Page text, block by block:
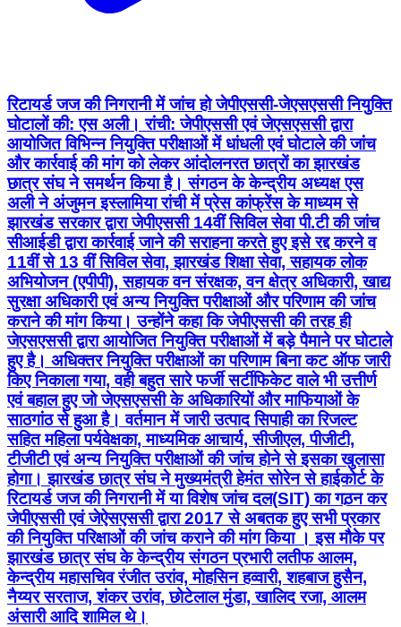
रिटायर्ड जज की निगरानी में जांच हो जेपीएससी-जेएसएससी नियुक्ति
घोटालों की: एस अली। रांची: जेपीएससी एवं जेएसएससी द्वारा
आयोजित विभिन्न नियुक्ति परीक्षाओं में धांधली एवं घोटाले की जांच
और कार्रवाई की मांग को लेकर आंदोलनरत छात्रों का झारखंड
छात्र संघ ने समर्थन किया है। संगठन के केन्द्रीय अध्यक्ष एस
अली ने अंजुमन इस्लामिया रांची में प्रेस कांफ्रेंस के माध्यम से
झारखंड सरकार द्वारा जेपीएससी 14वीं सिविल सेवा पी.टी की जांच
सीआईडी द्वारा कार्रवाई जाने की सराहना करते हुए इसे रद्द करने व
11वीं से 13 वीं सिविल सेवा, झारखंड शिक्षा सेवा, सहायक लोक
अभियोजन (एपीपी), सहायक वन संरक्षक, वन क्षेत्र अधिकारी, खाद्य
सुरक्षा अधिकारी एवं अन्य नियुक्ति परीक्षाओं और परिणाम की जांच
कराने की मांग किया। उन्होंने कहा कि जेपीएससी की तरह ही
जेएसएससी द्वारा आयोजित नियुक्ति परीक्षाओं में बड़े पैमाने पर घोटाले
हुए है। अधिक्तर नियुक्ति परीक्षाओं का परिणाम बिना कट ऑफ जारी
किए निकाला गया, वही बहुत सारे फर्जी सर्टीफिकेट वाले भी उत्तीर्ण
एवं बहाल हुए जो जेएसएससी के अधिकारियों और माफियाओं के
साठगांठ से हुआ है। वर्तमान में जारी उत्पाद सिपाही का रिजल्ट
सहित महिला पर्यवेक्षका, माध्यमिक आचार्य, सीजीएल, पीजीटी,
टीजीटी एवं अन्य नियुक्ति परीक्षाओं की जांच होने से इसका खुलासा
होगा। झारखंड छात्र संघ ने मुख्यमंत्री हेमंत सोरेन से हाईकोर्ट के
रिटायर्ड जज की निगरानी में या विशेष जांच दल(SIT) का गठ़न कर
जेपीएससी एवं जेऐसएससी द्वारा 2017 से अबतक हुए सभी प्रकार
की नियुक्ति परिक्षाओं की जांच कराने की मांग किया । इस मौके पर
झारखंड छात्र संघ के केन्द्रीय संगठन प्रभारी लतीफ आलम,
केन्द्रीय महासचिव रंजीत उरांव, मोहसिन हव्वारी, शहबाज हुसैन,
नैय्यर सरताज, शंकर उरांव, छोटेलाल मुंडा, खालिद रजा, आलम
अंसारी आदि शामिल थे।